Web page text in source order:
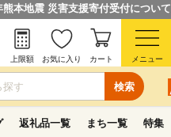
熊本地震 災害支援寄付受付について
検索
上限額 お気に入り カート メニュー
返礼品一覧 まち一覧 特集